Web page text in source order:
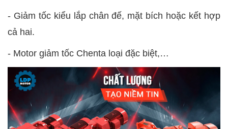
- Giảm tốc kiểu lắp chân đế, mặt bích hoặc kết hợp
cả hai.
- Motor giảm tốc Chenta loại đặc biệt,…